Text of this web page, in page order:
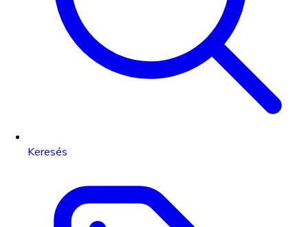
Keresés